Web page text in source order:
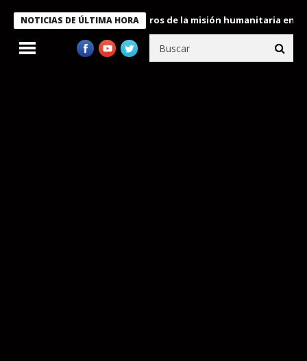
NOTICIAS DE ÚLTIMA HORA
Bukele condecora a miembros de la misión humanitaria enviada